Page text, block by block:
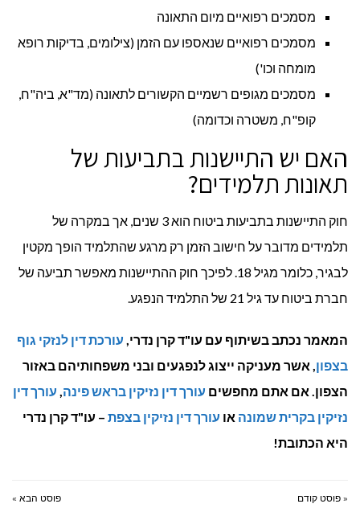
מסמכים רפואיים מיום התאונה
מסמכים רפואיים שנאספו עם הזמן (צילומים, בדיקות רופא
מומחה וכו')
מסמכים מגופים רשמיים הקשורים לתאונה (מד"א, ביה"ח,
קופ"ח, משטרה וכדומה)
האם יש התיישנות בתביעות של
תאונות תלמידים?
חוק התיישנות בתביעות ביטוח הוא 3 שנים, אך במקרה של
תלמידים מדובר על חישוב הזמן רק מרגע שהתלמיד הופך מקטין
לבגיר, כלומר מגיל 18. לפיכך חוק ההתיישנות מאפשר תביעה של
חברת ביטוח עד גיל 21 של התלמיד הנפגע.
המאמר נכתב בשיתוף עם עו"ד קרן נדרי, עורכת דין לנזקי גוף
בצפון, אשר מעניקה ייצוג לנפגעים ובני משפחותיהם באזור
הצפון. אם אתם מחפשים עורך דין נזיקין בראש פינה, עורך דין
נזיקין בקרית שמונה או עורך דין נזיקין בצפת – עו"ד קרן נדרי
היא הכתובת!
« פוסט קודם פוסט הבא »